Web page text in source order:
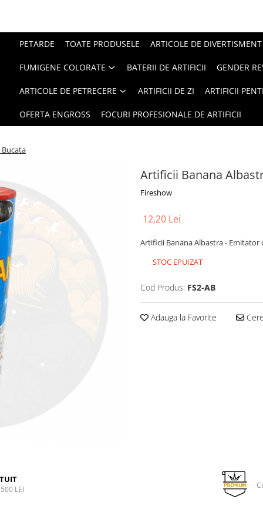
PETARDE TOATE PRODUSELE ARTICOLE DE DIVERTISMENT
FUMIGENE COLORATE BATERII DE ARTIFICII GENDER
ARTICOLE DE PETRECERE ARTIFICII DE ZI ARTIFICII
OFERTA ENGROSS FOCURI PROFESIONALE DE ARTIFICII
Artificii Banana
Fireshow
12,20 Lei
Artificii Banana Albastra - Emitator
STOC EPUIZAT
Cod Produs: FS2-AB
Adauga la Favorite
LEI